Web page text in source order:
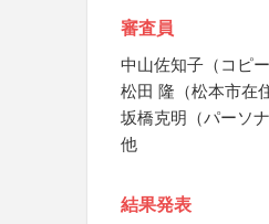
審査員
中山佐知子（コピ
松田 隆（松本市在
坂橋克明（パーソナ
他
結果発表